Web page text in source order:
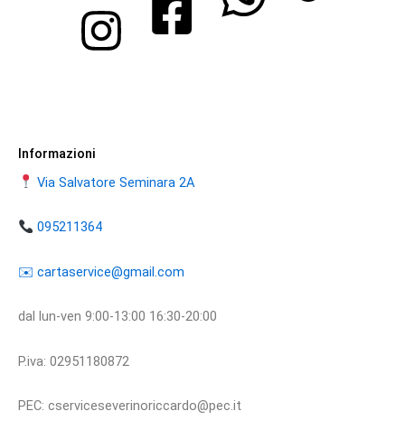
Informazioni
Via Salvatore Seminara 2A
095211364
​​✉️ ​cartaservice@gmail.com
dal lun-ven 9:00-13:00 16:30-20:00
P.iva: 02951180872
PEC: cserviceseverinoriccardo@pec.it